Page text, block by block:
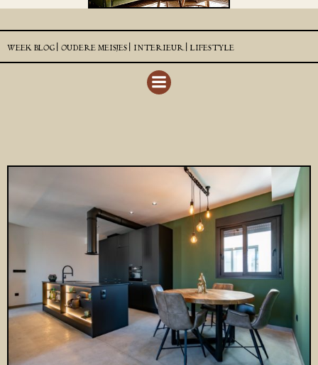
WEEK BLOG | OUDERE MEISJES | INTERIEUR | LIFESTYLE